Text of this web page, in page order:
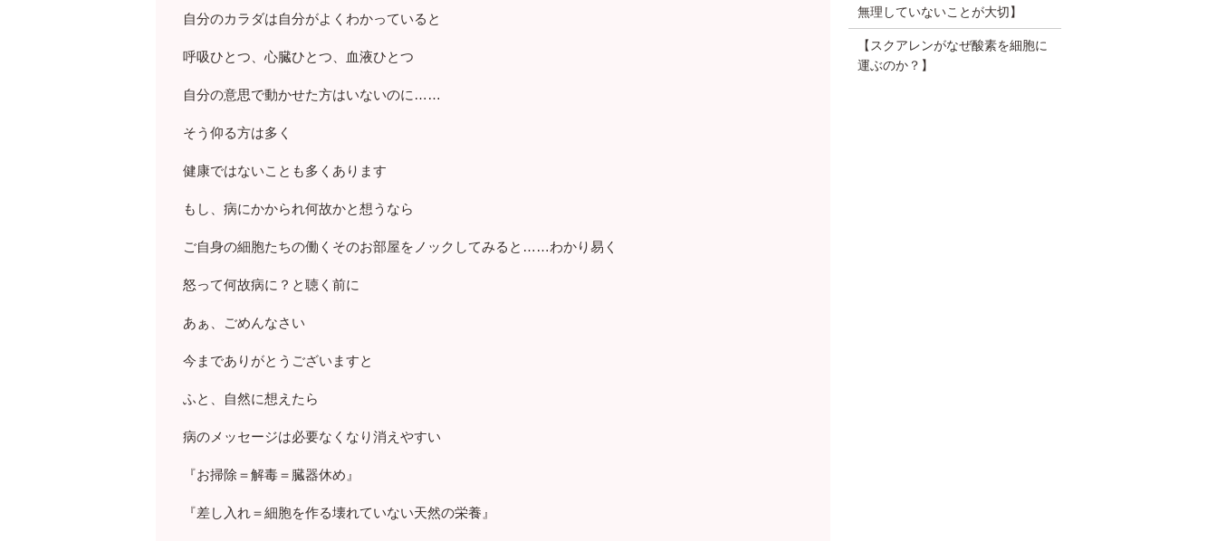
自分のカラダは自分がよくわかっていると
呼吸ひとつ、心臓ひとつ、血液ひとつ
自分の意思で動かせた方はいないのに……
そう仰る方は多く
健康ではないことも多くあります
もし、病にかかられ何故かと想うなら
ご自身の細胞たちの働くそのお部屋をノックしてみると……わかり易く
怒って何故病に？と聴く前に
あぁ、ごめんなさい
今までありがとうございますと
ふと、自然に想えたら
病のメッセージは必要なくなり消えやすい
『お掃除＝解毒＝臓器休め』
『差し入れ＝細胞を作る壊れていない天然の栄養』
無理していないことが大切】
【スクアレンがなぜ酸素を細胞に
運ぶのか？】